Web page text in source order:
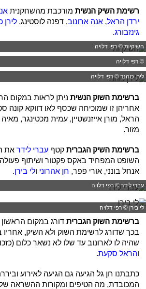
רשימת השיק הנשית מורכבת מהשחקנית
ירדן הראל, אנה ארונוב, דפנה לוסטינג, לירן
גינזבורג.
השיקיות © רפי דלויה
© רפי דלויה
לירן כוהנר © רפי דלויה
ברשימת השוק הנשית ניתן לראות במקום
אחריהן זו שמוכיחה שכסף לאו דווקא קונה
הראל, מורן אייזנשטיין, עמית מכטינגר,
מזור.
ברשימת השיק הגברית קטף עברי לידר את
השופט המפחיד באקס פקטור ושיתוף
אנחל בונני, אורי פפר, חן אהרוני ולי בירן.
עברי לידר © רפי דלויה
לי בירן © רפי דלויה
ברשימת השוק הגברית דורג במקום
בכך שדורג לרשימת השוק ולא השיק, אחריו
שהיה לו לארונוב עד שלו לא נשאר כלום
והראל סקעת.
כתבתנו חן גל הגיעה גם הגיעה לאירוע
המכובדת, מה הטיפים ומקורות ההשראה